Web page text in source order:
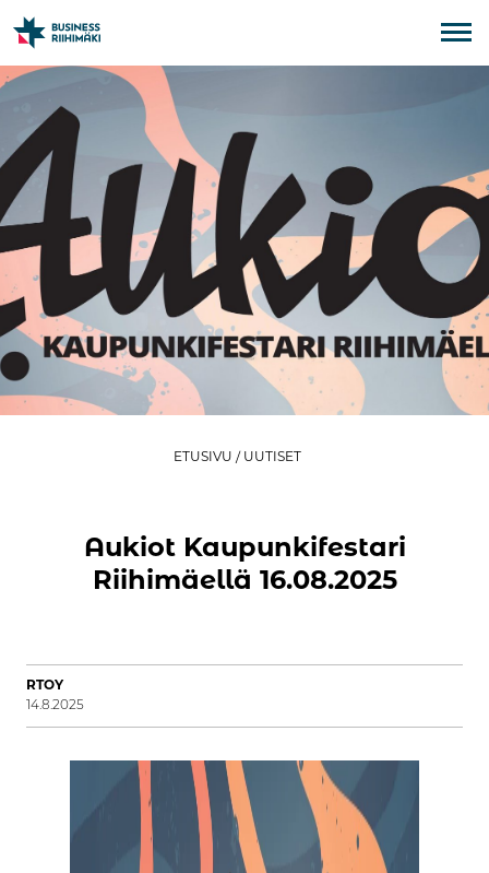
ETUSIVU / UUTISET
Aukiot Kaupunkifestari
Riihimäellä 16.08.2025
RTOY
14.8.2025